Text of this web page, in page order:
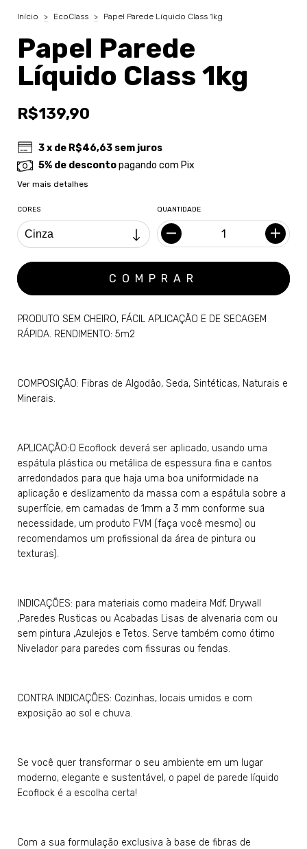
Início > EcoClass > Papel Parede Líquido Class 1kg
Papel Parede
Líquido Class 1kg
R$139,90
3x de R$46,63 sem juros
5% de descontopagando com Pix
Ver mais detalhes
CORES QUANTIDADE
PRODUTO SEM CHEIRO, FÁCIL APLICAÇÃO E DE SECAGEM
RÁPIDA. RENDIMENTO: 5m2
COMPOSIÇÃO: Fibras de Algodão, Seda, Sintéticas, Naturais e
Minerais.
APLICAÇÃO:O Ecoflock deverá ser aplicado, usando uma
espátula plástica ou metálica de espessura fina e cantos
arredondados para que haja uma boa uniformidade na
aplicação e deslizamento da massa com a espátula sobre a
superfície, em camadas de 1mm a 3 mm conforme sua
necessidade, um produto FVM (faça você mesmo) ou
recomendamos um profissional da área de pintura ou
texturas).
INDICAÇÕES: para materiais como madeira Mdf, Drywall
,Paredes Rusticas ou Acabadas Lisas de alvenaria com ou
sem pintura ,Azulejos e Tetos. Serve também como ótimo
Nivelador para paredes com fissuras ou fendas.
CONTRA INDICAÇÕES: Cozinhas, locais umidos e com
exposição ao sol e chuva.
Se você quer transformar o seu ambiente em um lugar
moderno, elegante e sustentável, o papel de parede líquido
Ecoflock é a escolha certa!
Com a sua formulação exclusiva à base de fibras de